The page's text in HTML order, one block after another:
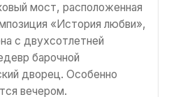
мост, расположенная
«История любви»,
с двухсотлетней
барочной
дворец. Особенно
вечером.